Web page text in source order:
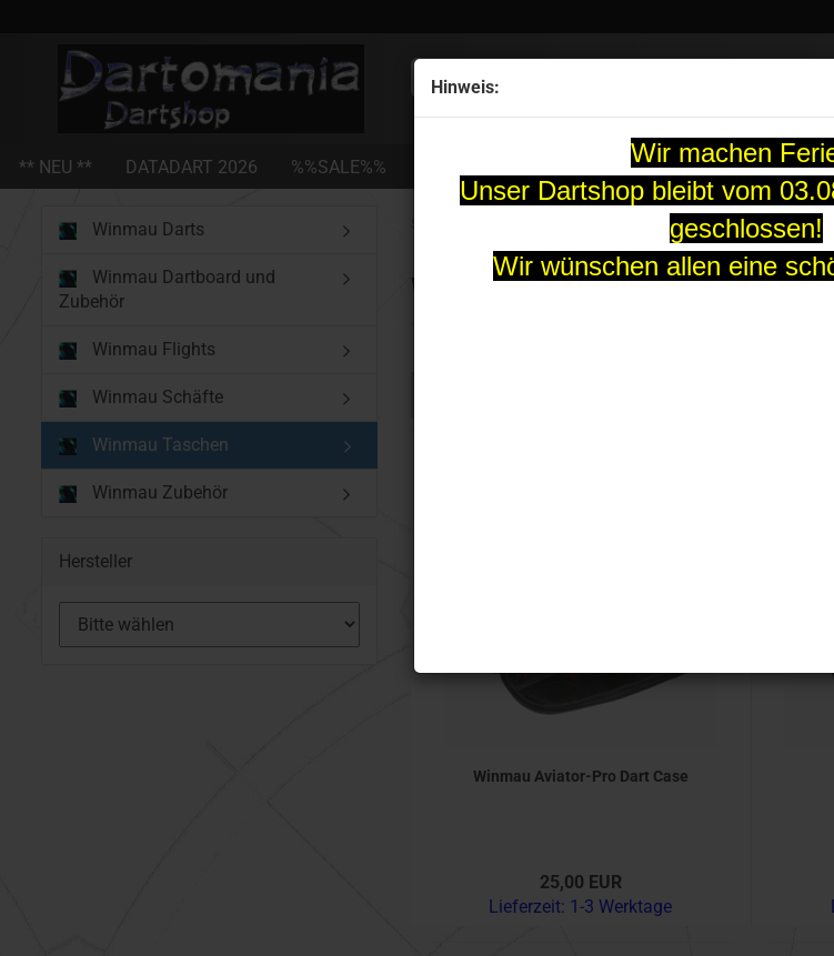
Hinweis:
Wir machen
Unser Dartshop bleibt vom
geschlossen!
Wir wünschen allen eine
Alle
** NEU ** DATADART 2026 %%SALE%% SOFT-DARTS DARTBOARDS
Winmau Taschen
Winmau Taschen
Winmau Aviator-Pro Dart Case
25,00 EUR
Lieferzeit: 1-3 Werktage
Winmau Darts
Winmau Dartboard und
Zubehör
Winmau Flights
Winmau Schäfte
Winmau Taschen
Winmau Zubehör
Hersteller